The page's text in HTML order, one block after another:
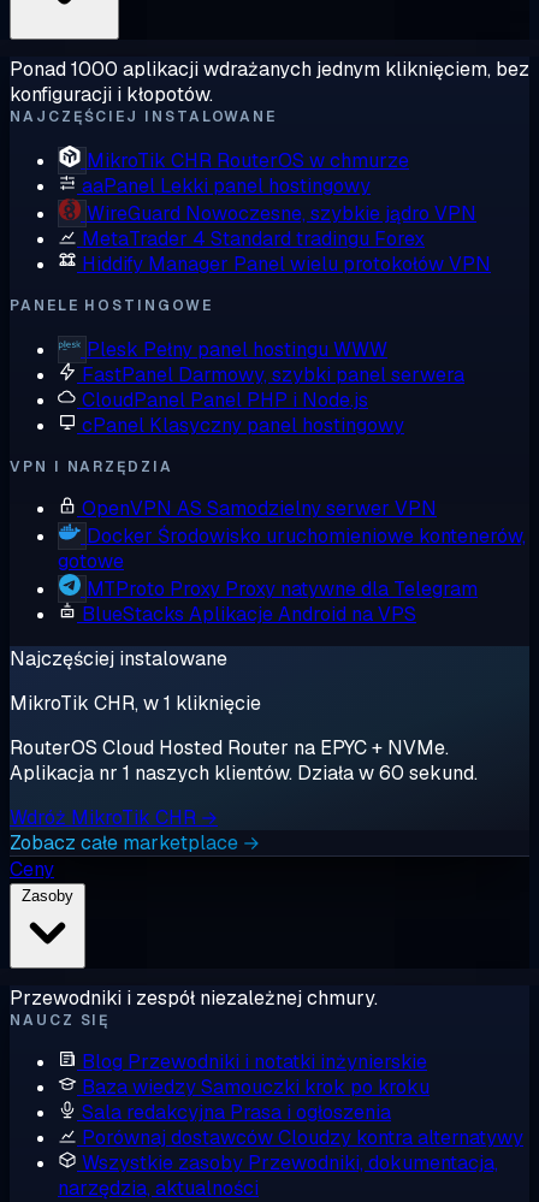
Ponad 1000 aplikacji wdrażanych jednym kliknięciem, bez
konfiguracji i kłopotów.
NAJCZĘŚCIEJ INSTALOWANE
MikroTik CHR RouterOS w chmurze
aaPanel Lekki panel hostingowy
WireGuard Nowoczesne, szybkie jądro VPN
MetaTrader 4 Standard tradingu Forex
Hiddify Manager Panel wielu protokołów VPN
PANELE HOSTINGOWE
Plesk Pełny panel hostingu WWW
FastPanel Darmowy, szybki panel serwera
CloudPanel Panel PHP i Node.js
cPanel Klasyczny panel hostingowy
VPN I NARZĘDZIA
OpenVPN AS Samodzielny serwer VPN
Docker Środowisko uruchomieniowe kontenerów,
gotowe
MTProto Proxy Proxy natywne dla Telegram
BlueStacks Aplikacje Android na VPS
Najczęściej instalowane
MikroTik CHR, w 1 kliknięcie
RouterOS Cloud Hosted Router na EPYC + NVMe.
Aplikacja nr 1 naszych klientów. Działa w 60 sekund.
Wdróż MikroTik CHR →
Zobacz całe marketplace →
Ceny
Przewodniki i zespół niezależnej chmury.
NAUCZ SIĘ
Blog Przewodniki i notatki inżynierskie
Baza wiedzySamouczki krok po kroku
Sala redakcyjna Prasa i ogłoszenia
Porównaj dostawcówCloudzy kontra alternatywy
Wszystkie zasoby Przewodniki, dokumentacja,
narzędzia, aktualności